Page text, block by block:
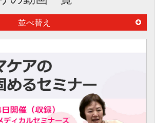
並べ替え